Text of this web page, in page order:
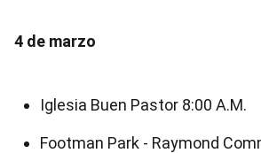
4 de marzo
Iglesia Buen Pastor 8:00 A.M.
Footman Park - Raymond